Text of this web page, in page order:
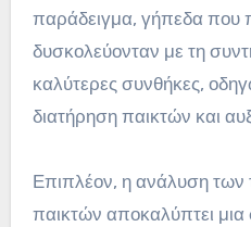
παράδειγμα, γήπεδα που
δυσκολεύονταν με τη
καλύτερες συνθήκες,
διατήρηση παικτών και
Επιπλέον, η ανάλυση των
παικτών αποκαλύπτει μια